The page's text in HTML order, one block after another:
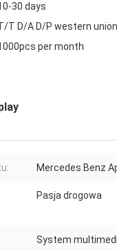
30 days
T D/A D/P western union
per month
Mercedes Benz
Pasja drogowa
System